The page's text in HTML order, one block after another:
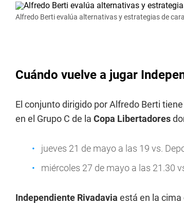
Alfredo Berti evalúa alternativas y estrategias de
Cuándo vuelve a jugar
El conjunto dirigido por Alfredo Berti
en el Grupo C de la Copa Libertadores
jueves 21 de mayo a las 19 vs.
miércoles 27 de mayo a las 21.30
Independiente Rivadavia está en la